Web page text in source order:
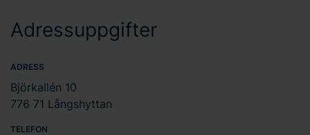
Adressuppgifter
ADRESS
Björkallén 10
776 71 Långshyttan
TELEFON